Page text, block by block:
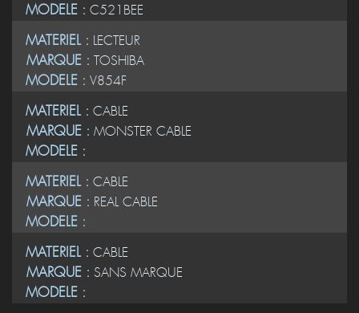
MODELE : C521BEE
MATERIEL : LECTEUR
MARQUE : TOSHIBA
MODELE : V854F
MATERIEL : CABLE
MARQUE : MONSTER CABLE
MODELE :
MATERIEL : CABLE
MARQUE : REAL CABLE
MODELE :
MATERIEL : CABLE
MARQUE : SANS MARQUE
MODELE :